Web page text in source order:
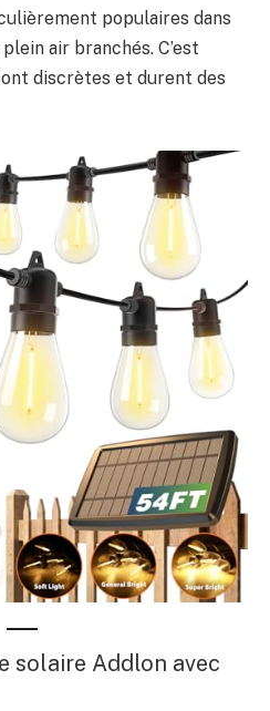
populaires dans
air branchés. C’est
discrètes et durent des
solaire Addlon avec